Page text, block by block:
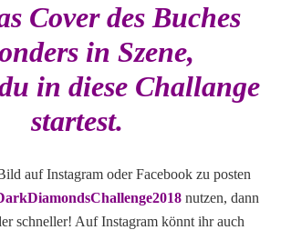
Cover des Buches
in Szene,
in diese Challange
startest.
auf Instagram oder Facebook zu posten
nutzen, dann
schneller! Auf Instagram könnt ihr auch